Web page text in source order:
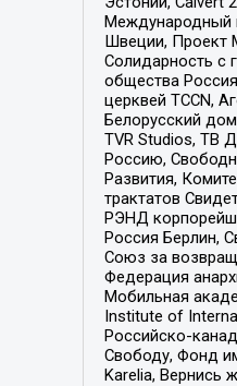
Международный
Швеции, Проект
Солидарность с
общества
церквей TCCN,
Белорусский
TVR Studios, ТВ
Россию,
Развития,
трактатов
РЭНД
Россия Берлин,
Союз за
Федерация
Мобильная
Institute of
Российско-
Свободу, Фонд
Karelia, Вернись